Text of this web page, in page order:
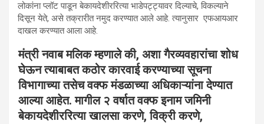
लोकांना प्लॉट पाडून बेकायदेशीररित्या भाडेपट्ट्यावर दिल्याचे, विकल्याने
दिसून येते, असे तक्रारीत नमुद करण्यात आले आहे. त्यानुसार एफआयआर
दाखल करण्यात आला आहे.
मंत्री नवाब मलिक म्हणाले की, अशा गैरव्यवहारांचा शोध
घेऊन त्याबाबत कठोर कारवाई करण्याच्या सूचना
विभागाच्या तसेच वक्फ मंडळाच्या अधिकाऱ्यांना देण्यात
आल्या आहेत. मागील २ वर्षात वक्फ इनाम जमिनी
बेकायदेशीररित्या खालसा करणे, विक्री करणे,